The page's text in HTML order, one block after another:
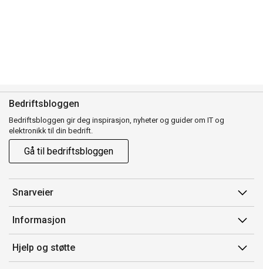
Bedriftsbloggen
Bedriftsbloggen gir deg inspirasjon, nyheter og guider om IT og
elektronikk til din bedrift.
Gå til bedriftsbloggen
Snarveier
Min side
Ordreoversikt
Mine produkter
Informasjon
Salgsbetingelser
Avtalevilkår for Komplett Bedrift Pluss
Hjelp og støtte